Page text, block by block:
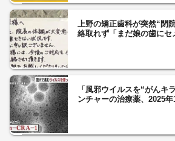
上野の矯正歯科が突然“閉
絡取れず「まだ娘の歯に
「風邪ウイルスを“がんキ
ンチャーの治療薬、2025